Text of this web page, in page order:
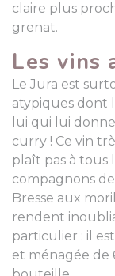
claire plus
grenat.
Les vins
Le Jura est
atypiques dont
lui qui lui
curry ! Ce vin
plaît pas à tous
compagnons
Bresse aux
rendent
particulier : il
et ménagée de